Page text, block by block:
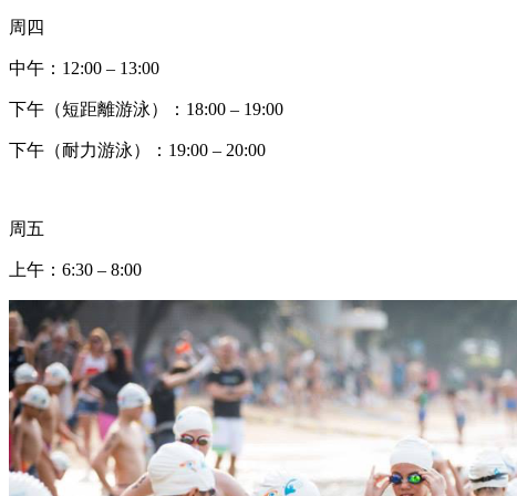
周四
中午 ：12:00 – 13:00
下午 （短距離游泳）：18:00 – 19:00
下午（耐力游泳）：19:00 – 20:00
周五
上午： 6:30 – 8:00